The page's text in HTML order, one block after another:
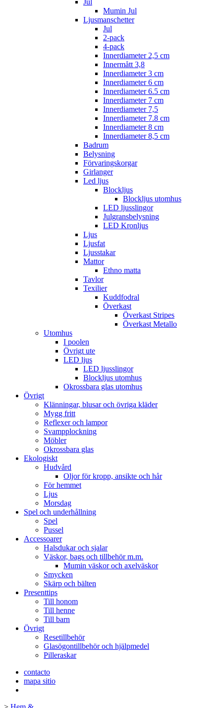
Jul
Mumin Jul
Ljusmanschetter
Jul
2-pack
4-pack
Innerdiameter 2,5 cm
Innermått 3,8
Innerdiameter 3 cm
Innerdiameter 6 cm
Innerdiameter 6.5 cm
Innerdiameter 7 cm
Innerdiameter 7,5
Innerdiameter 7.8 cm
Innerdiameter 8 cm
Innerdiameter 8,5 cm
Badrum
Belysning
Förvaringskorgar
Girlanger
Led ljus
Blockljus
Blockljus utomhus
LED ljusslingor
Julgransbelysning
LED Kronljus
Ljus
Ljusfat
Ljusstakar
Mattor
Ethno matta
Tavlor
Texilier
Kuddfodral
Överkast
Överkast Stripes
Överkast Metallo
Utomhus
I poolen
Övrigt ute
LED ljus
LED ljusslingor
Blockljus utomhus
Okrossbara glas utomhus
Övrigt
Klänningar, blusar och övriga kläder
Mygg fritt
Reflexer och lampor
Svampplockning
Möbler
Okrossbara glas
Ekologiskt
Hudvård
Oljor för kropp, ansikte och hår
För hemmet
Ljus
Morsdag
Spel och underhållning
Spel
Pussel
Accessoarer
Halsdukar och sjalar
Väskor, bags och tillbehör m.m.
Mumin väskor och axelväskor
Smycken
Skärp och bälten
Presenttips
Till honom
Till henne
Till barn
Övrigt
Resetillbehör
Glasögontillbehör och hjälpmedel
Pilleraskar
contacto
mapa sitio